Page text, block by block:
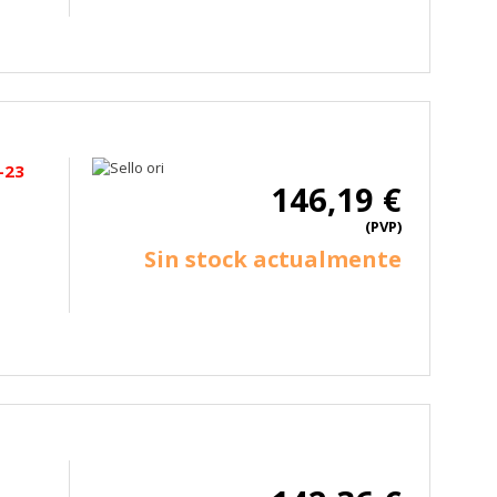
146,19 €
(PVP)
Sin stock actualmente